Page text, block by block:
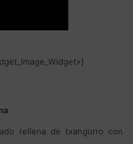
rellena de txangurro con